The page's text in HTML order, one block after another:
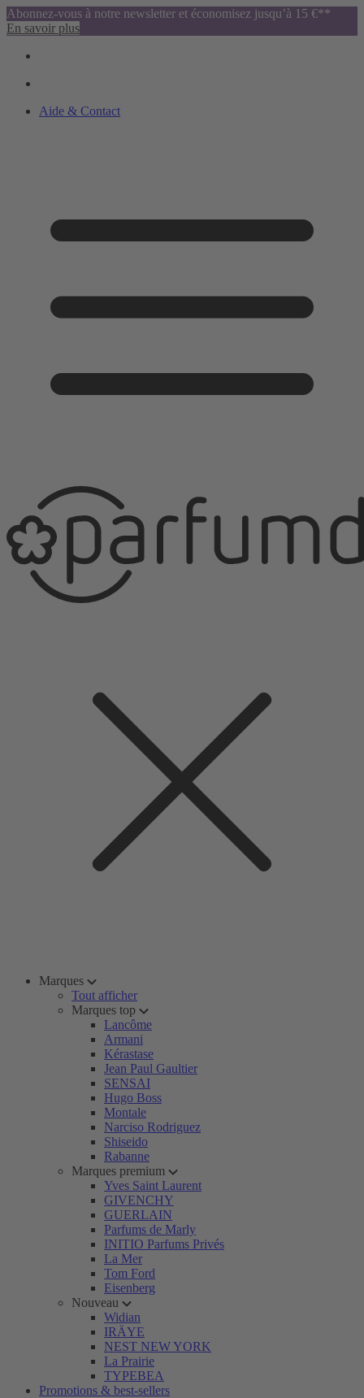
Abonnez-vous à notre newsletter et économisez jusqu’à 15 €**
En savoir plus
Aide & Contact
Marques
Tout afficher
Marques top
Lancôme
Armani
Kérastase
Jean Paul Gaultier
SENSAI
Hugo Boss
Montale
Narciso Rodriguez
Shiseido
Rabanne
Marques premium
Yves Saint Laurent
GIVENCHY
GUERLAIN
Parfums de Marly
INITIO Parfums Privés
La Mer
Tom Ford
Eisenberg
Nouveau
Widian
IRÄYE
NEST NEW YORK
La Prairie
TYPEBEA
Promotions & best-sellers